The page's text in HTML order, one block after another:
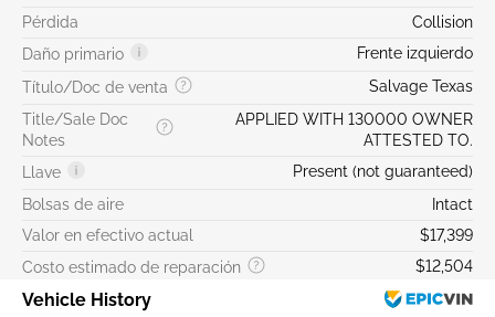
Pérdida
Collision
Daño primario
Frente izquierdo
Título/Doc de venta
Salvage Texas
Title/Sale Doc
Notes
APPLIED WITH 130000 OWNER
ATTESTED TO.
Llave
Present (not guaranteed)
Bolsas de aire
Intact
Valor en efectivo actual
$17,399
Costo estimado de reparación
$12,504
Vehicle History